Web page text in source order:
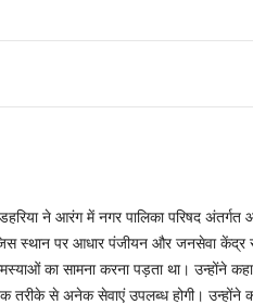
ने आरंग में नगर पालिका परिषद
स्थान पर आधार पंजीयन और जनसेवा केंद्र
का सामना करना पड़ता था। उन्होंने
तरीके से अनेक सेवाएं उपलब्ध होगी। उन्होंने